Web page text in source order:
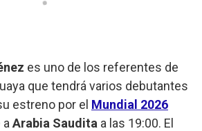
es uno de los referentes de
que tendrá varios debutantes
estreno por el Mundial 2026
Arabia Saudita a las 19:00. El